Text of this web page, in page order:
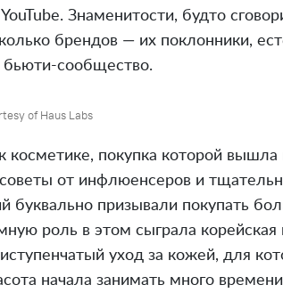
Знаменитости, будто
брендов — их поклонники,
бьюти-сообщество.